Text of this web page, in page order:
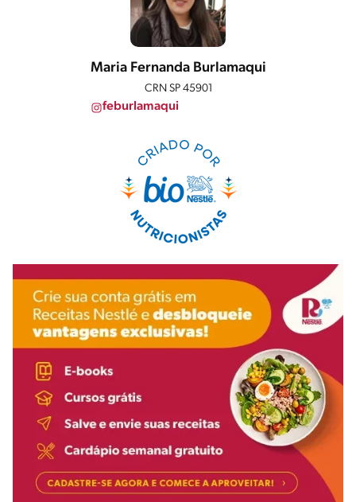
Maria Fernanda Burlamaqui
CRN SP 45901
feburlamaqui